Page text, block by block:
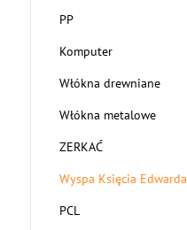
PP
Komputer
Włókna drewniane
Włókna metalowe
ZERKAĆ
Wyspa Księcia Edwarda
PCL